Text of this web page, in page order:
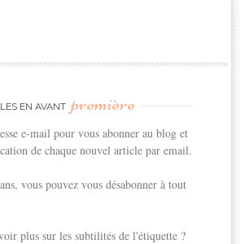
EN AVANT première
e-mail pour vous abonner au blog et
de chaque nouvel article par email.
vous pouvez vous désabonner à tout
plus sur les subtilités de l'étiquette ?